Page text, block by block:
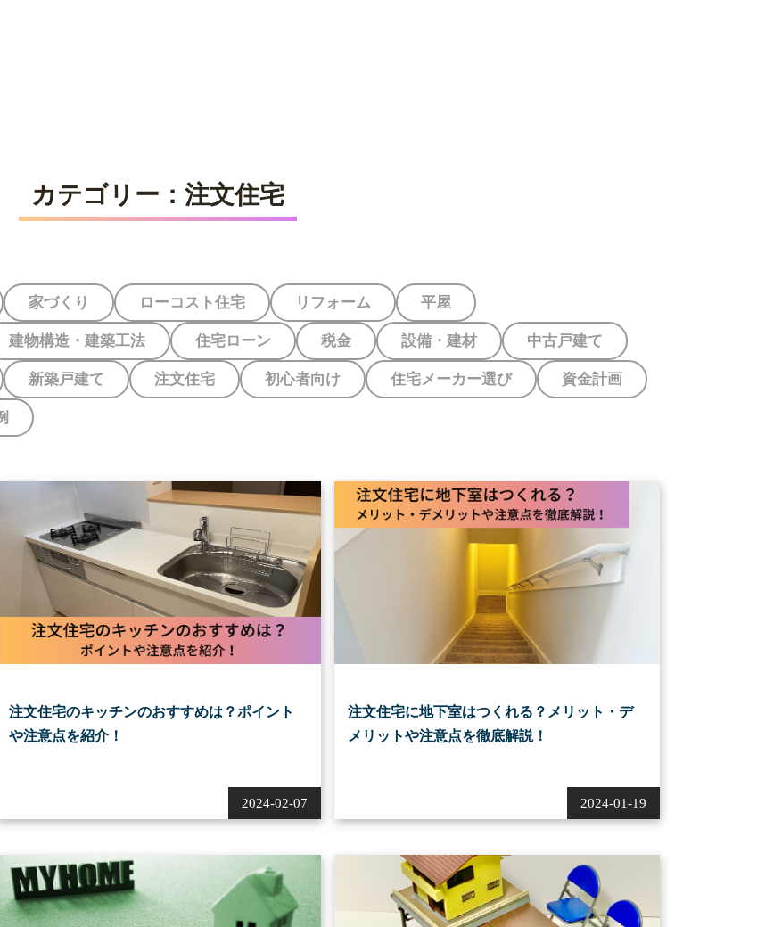
カテゴリー： 注文住宅
家づくり ローコスト住宅 リフォーム 平屋
建物構造・建築工法 住宅ローン 税金 設備・建材 中古戸建て
新築戸建て 注文住宅 初心者向け 住宅メーカー選び 資金計画
2024-02-07
注文住宅のキッチンのおすすめは？ポイント
や注意点を紹介！
2024-01-19
注文住宅に地下室はつくれる？メリット・デ
メリットや注意点を徹底解説！